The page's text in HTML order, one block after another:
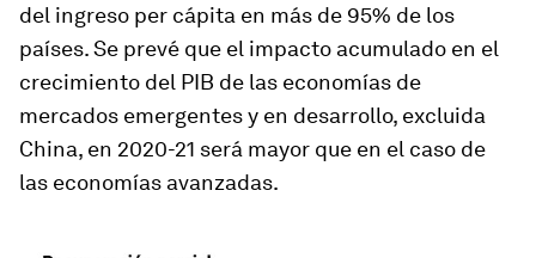
del ingreso per cápita en más de 95% de los
países. Se prevé que el impacto acumulado en el
crecimiento del PIB de las economías de
mercados emergentes y en desarrollo, excluida
China, en 2020-21 será mayor que en el caso de
las economías avanzadas.